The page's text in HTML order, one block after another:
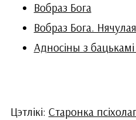
Вобраз Бога
Вобраз Бога.
Адносіны з
Цэтлікі: Старонка